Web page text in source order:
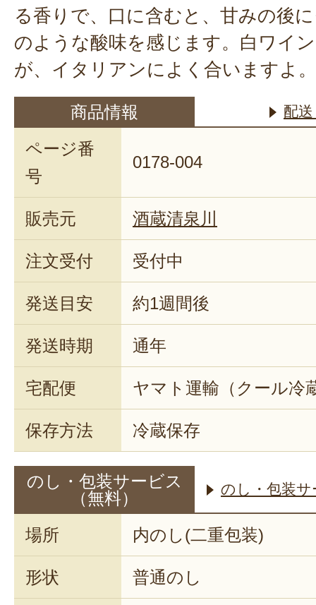
る香りで、口に含むと、甘みの後
のような酸味を感じます。白ワイ
が、イタリアンによく合いますよ。
商品情報 配
ページ番
号
0178-004
販売元 酒蔵清泉川
注文受付 受付中
発送目安 約1週間後
発送時期 通年
宅配便 ヤマト運輸（クール冷
保存方法 冷蔵保存
のし・包装サービス
（無料）
のし・包装
場所 内のし(二重包装)
形状 普通のし